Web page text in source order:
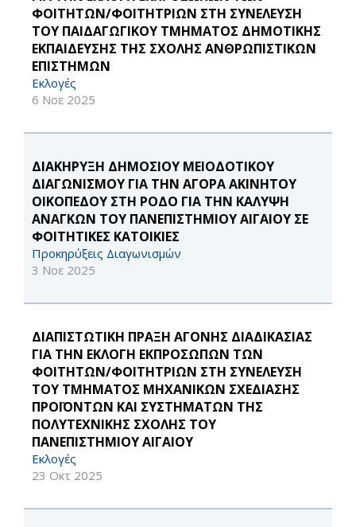
ΦΟΙΤΗΤΩΝ/ΦΟΙΤΗΤΡΙΩΝ ΣΤΗ ΣΥΝΕΛΕΥΣΗ
ΤΟΥ ΠΑΙΔΑΓΩΓΙΚΟΥ ΤΜΗΜΑΤΟΣ ΔΗΜΟΤΙΚΗΣ
ΕΚΠΑΙΔΕΥΣΗΣ ΤΗΣ ΣΧΟΛΗΣ ΑΝΘΡΩΠΙΣΤΙΚΩΝ
ΕΠΙΣΤΗΜΩΝ
Εκλογές
6 Νοε 2025
ΔΙΑΚΗΡΥΞΗ ΔΗΜΟΣΙΟΥ ΜΕΙΟΔΟΤΙΚΟΥ
ΔΙΑΓΩΝΙΣΜΟΥ ΓΙΑ ΤΗΝ ΑΓΟΡΑ ΑΚΙΝΗΤΟΥ
ΟΙΚΟΠΕΔΟΥ ΣΤΗ ΡΟΔΟ ΓΙΑ ΤΗΝ ΚΑΛΥΨΗ
ΑΝΑΓΚΩΝ ΤΟΥ ΠΑΝΕΠΙΣΤΗΜΙΟΥ ΑΙΓΑΙΟΥ ΣΕ
ΦΟΙΤΗΤΙΚΕΣ ΚΑΤΟΙΚΙΕΣ
Προκηρύξεις Διαγωνισμών
3 Νοε 2025
ΔΙΑΠΙΣΤΩΤΙΚΗ ΠΡΑΞΗ ΑΓΟΝΗΣ ΔΙΑΔΙΚΑΣΙΑΣ
ΓΙΑ ΤΗΝ ΕΚΛΟΓΗ ΕΚΠΡΟΣΩΠΩΝ ΤΩΝ
ΦΟΙΤΗΤΩΝ/ΦΟΙΤΗΤΡΙΩΝ ΣΤΗ ΣΥΝΕΛΕΥΣΗ
ΤΟΥ ΤΜΗΜΑΤΟΣ ΜΗΧΑΝΙΚΩΝ ΣΧΕΔΙΑΣΗΣ
ΠΡΟΪΟΝΤΩΝ ΚΑΙ ΣΥΣΤΗΜΑΤΩΝ ΤΗΣ
ΠΟΛΥΤΕΧΝΙΚΗΣ ΣΧΟΛΗΣ ΤΟΥ
ΠΑΝΕΠΙΣΤΗΜΙΟΥ ΑΙΓΑΙΟΥ
Εκλογές
23 Οκτ 2025